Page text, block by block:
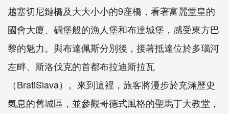
越塞切尼鏈橋及大大小小的9座橋，看著富麗堂皇的
國會大廈、碉堡般的漁人堡和布達城堡，感受東方巴
黎的魅力。與布達佩斯分別後，接著抵達位於多瑙河
左畔、斯洛伐克的首都布拉迪斯拉瓦
（BratiSlava）。來到這裡，旅客將漫步於充滿歷史
氣息的舊城區，並參觀哥德式風格的聖馬丁大教堂，